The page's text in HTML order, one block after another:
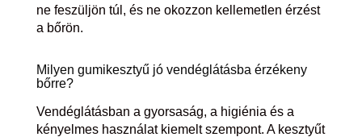
ne feszüljön túl, és ne okozzon kellemetlen érzést
a bőrön.
Milyen gumikesztyű jó vendéglátásba érzékeny
bőrre?
Vendéglátásban a gyorsaság, a higiénia és a
kényelmes használat kiemelt szempont. A kesztyűt